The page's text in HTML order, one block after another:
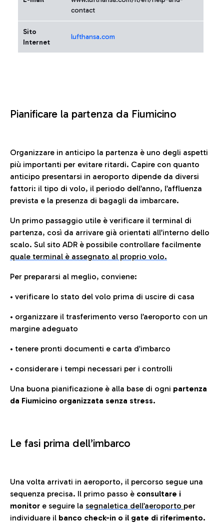
contact
Sito
Internet
lufthansa.com
Pianificare la partenza da Fiumicino
Organizzare in anticipo la partenza è uno degli aspetti
più importanti per evitare ritardi. Capire con quanto
anticipo presentarsi in aeroporto dipende da diversi
fattori: il tipo di volo, il periodo dell’anno, l’affluenza
prevista e la presenza di bagagli da imbarcare.
Un primo passaggio utile è verificare il terminal di
partenza, così da arrivare già orientati all’interno dello
scalo. Sul sito ADR è possibile controllare facilmente
quale terminal è assegnato al proprio volo.
Per prepararsi al meglio, conviene:
• verificare lo stato del volo prima di uscire di casa
• organizzare il trasferimento verso l’aeroporto con un
margine adeguato
• tenere pronti documenti e carta d’imbarco
• considerare i tempi necessari per i controlli
Una buona pianificazione è alla base di ogni partenza
da Fiumicino organizzata senza stress.
Le fasi prima dell’imbarco
Una volta arrivati in aeroporto, il percorso segue una
sequenza precisa. Il primo passo è consultare i
monitor e seguire la segnaletica dell’aeroporto per
individuare il banco check-in o il gate di riferimento.